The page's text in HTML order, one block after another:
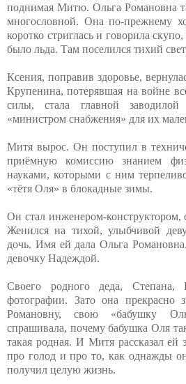
поднимая Митю. Ольга Романовна
многословной. Она по-прежнему
коротко стриглась и говорила
было льда. Там поселился тихий
Ксения, поправив здоровье,
Крупенина, потерявшая на войне
силы, стала главной
«министром снабжения» для их
Митя вырос. Он поступил в
приёмную комиссию знанием
науками, которыми с ним
«тётя Оля» в блокадные зимы.
Он стал инженером-
Женился на тихой, улыбчивой
дочь. Имя ей дала Ольга
девочку Надеждой.
Своего родного деда, Степана,
фотографии. Зато она прекрасно
Романовну, свою «бабушку
спрашивала, почему бабушка Оля
такая родная. И Митя рассказал
про голод и про то, как однажды
получил целую жизнь.